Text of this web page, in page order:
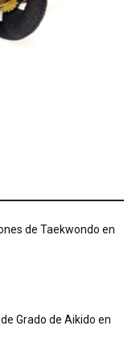
de Taekwondo en
Grado de Aikido en